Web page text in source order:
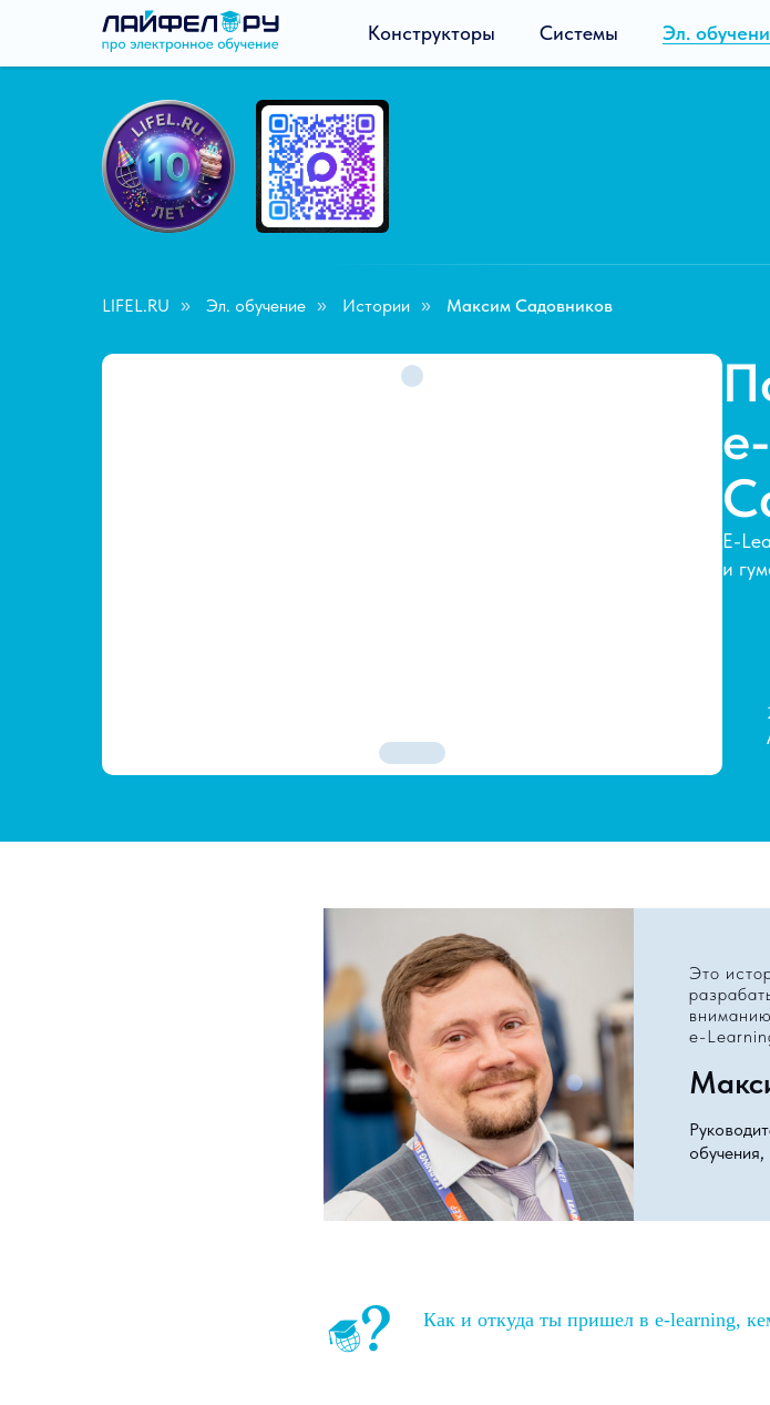
Конструкторы Системы Эл.
LIFEL.RU » Эл. обучение » Истории » Максим Садовников
E-
и
Это
e-
Как и откуда ты пришел в e-learning,